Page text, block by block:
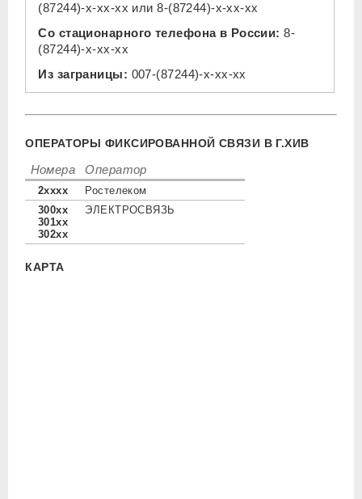
(87244)-x-xx-xx или8-(87244)-x-xx-xx
Со стационарного телефона в России: 8-
(87244)-x-xx-xx
Из заграницы: 007-(87244)-x-xx-xx
ОПЕРАТОРЫ ФИКСИРОВАННОЙ СВЯЗИ В Г.ХИВ
Номера Оператор
2xxxx
Ростелеком
300xx
301xx
302xx
ЭЛЕКТРОСВЯЗЬ
КАРТА